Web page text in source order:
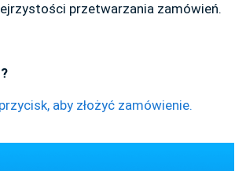
przetwarzania zamówień.
aby złożyć zamówienie.